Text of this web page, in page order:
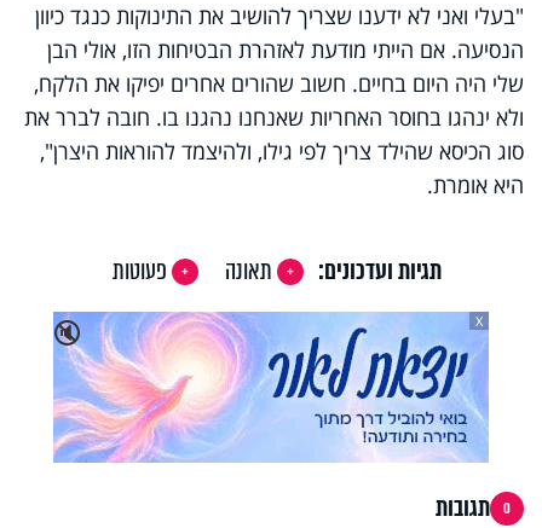
"בעלי ואני לא ידענו שצריך להושיב את התינוקות כנגד כיוון
הנסיעה. אם הייתי מודעת לאזהרת הבטיחות הזו, אולי הבן
שלי היה היום בחיים. חשוב שהורים אחרים יפיקו את הלקח,
ולא ינהגו בחוסר האחריות שאנחנו נהגנו בו. חובה לברר את
סוג הכיסא שהילד צריך לפי גילו, ולהיצמד להוראות היצרן",
היא אומרת.
תגיות ועדכונים: תאונה
פעוטות
🔇
X
0 תגובות